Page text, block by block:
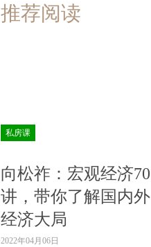
推荐阅读
私房课
向松祚：宏观经济70
讲，带你了解国内外
经济大局
2022年04月06日